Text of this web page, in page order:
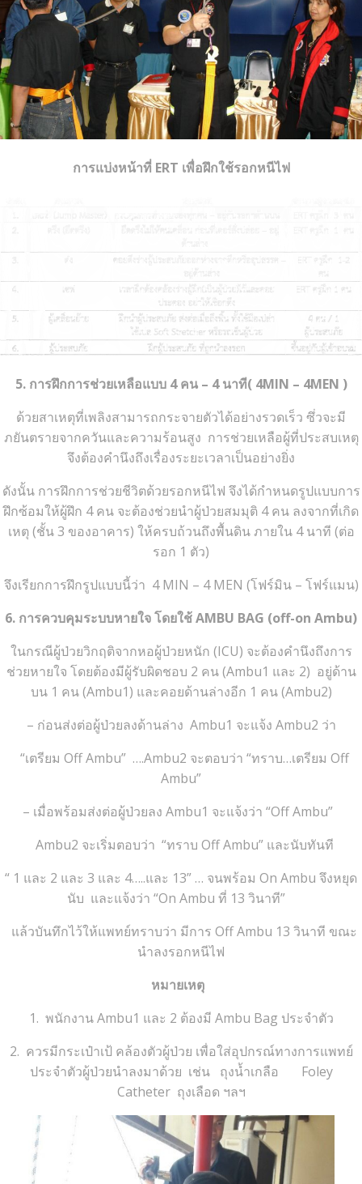
การแบ่งหน้าที่ ERT เพื่อฝึกใช้รอกหนีไฟ
5. การฝึกการช่วยเหลือแบบ 4 คน – 4 นาที( 4MIN – 4MEN )
ด้วยสาเหตุที่เพลิงสามารถกระจายตัวได้อย่างรวดเร็ว ซึ่วจะมี
ภยันตรายจากควันและความร้อนสูง การช่วยเหลือผู้ที่ประสบเหตุ
จึงต้องคำนึงถึงเรื่องระยะเวลาเป็นอย่างยิ่ง
ดังนั้น การฝึกการช่วยชีวิตด้วยรอกหนีไฟ จึงได้กำหนดรูปแบบการ
ฝึกซ้อมให้ผู้ฝึก 4 คน จะต้องช่วยนำผู้ป่วยสมมุติ 4 คน ลงจากที่เกิด
เหตุ (ชั้น 3 ของอาคาร) ให้ครบถ้วนถึงพื้นดิน ภายใน 4 นาที (ต่อ
รอก 1 ตัว)
จึงเรียกการฝึกรูปแบบนี้ว่า 4 MIN – 4 MEN (โฟร์มิน – โฟร์แมน)
6. การควบคุมระบบหายใจ โดยใช้ AMBU BAG (off-on Ambu)
ในกรณีผู้ป่วยวิกฤติจากหอผู้ป่วยหนัก (ICU) จะต้องคำนึงถึงการ
ช่วยหายใจ โดยต้องมีผู้รับผิดชอบ 2 คน (Ambu1 และ 2) อยู่ด้าน
บน 1 คน (Ambu1) และคอยด้านล่างอีก 1 คน (Ambu2)
– ก่อนส่งต่อผู้ป่วยลงด้านล่าง Ambu1 จะแจ้ง Ambu2 ว่า
“เตรียม Off Ambu” ….Ambu2 จะตอบว่า “ทราบ…เตรียม Off
Ambu”
– เมื่อพร้อมส่งต่อผู้ป่วยลง Ambu1 จะแจ้งว่า “Off Ambu”
Ambu2 จะเริ่มตอบว่า “ทราบ Off Ambu” และนับทันที
“ 1 และ 2 และ 3 และ 4…..และ 13” … จนพร้อม On Ambu จึงหยุด
นับ และแจ้งว่า “On Ambu ที่ 13 วินาที”
แล้วบันทึกไว้ให้แพทย์ทราบว่า มีการ Off Ambu 13 วินาที ขณะ
นำลงรอกหนีไฟ
หมายเหตุ
1. พนักงาน Ambu1 และ 2 ต้องมี Ambu Bag ประจำตัว
2. ควรมีกระเป๋าเป้ คล้องตัวผู้ป่วย เพื่อใส่อุปกรณ์ทางการแพทย์
ประจำตัวผู้ป่วยนำลงมาด้วย เช่น ถุงน้ำเกลือ Foley
Catheter ถุงเลือด ฯลฯ